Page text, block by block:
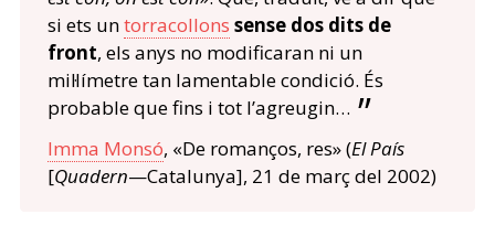
si ets untorracollons sense dos dits de
front, els anys no modificaran ni un
mil·límetre tan lamentable condició. És
probable que fins i tot l’agreugin…
Imma Monsó, «De romanços, res» (El País
[Quadern—Catalunya], 21 de març del 2002)